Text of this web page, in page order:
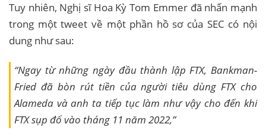
Tuy nhiên, Nghị sĩ Hoa Kỳ Tom Emmer đã nhấn mạnh
trong một tweet về một phần hồ sơ của SEC có nội
dung như sau:
“Ngay từ những ngày đầu thành lập FTX, Bankman-
Fried đã bòn rút tiền của người tiêu dùng FTX cho
Alameda và anh ta tiếp tục làm như vậy cho đến khi
FTX sụp đổ vào tháng 11 năm 2022,”